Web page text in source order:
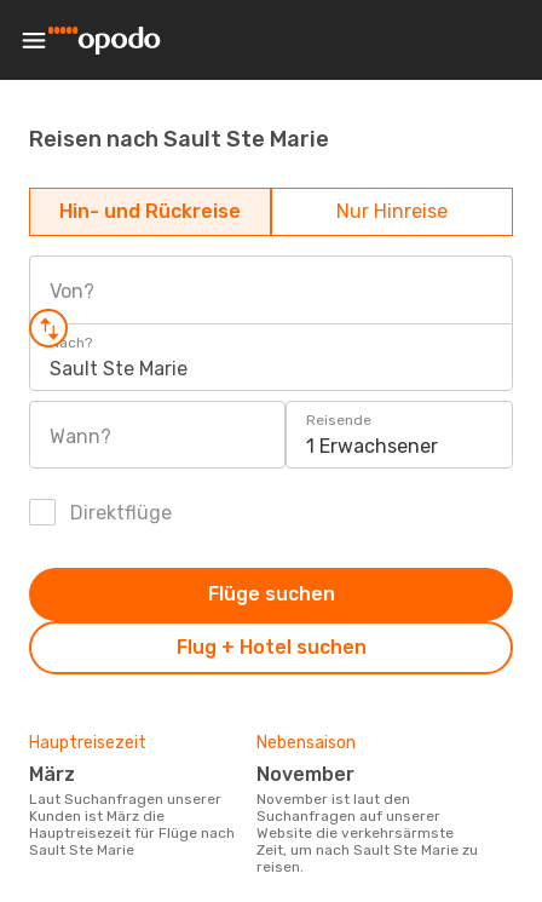
Reisen nach Sault Ste Marie
Hin- und Rückreise Nur Hinreise
Von?
Nach?
Sault Ste Marie
Wann?
Reisende
1 Erwachsener
Direktflüge
Flug + Hotel suchen
Flüge suchen
Hauptreisezeit
März
Laut Suchanfragen unserer
Kunden ist März die
Hauptreisezeit für Flüge nach
Sault Ste Marie
Nebensaison
November
November ist laut den
Suchanfragen auf unserer
Website die verkehrsärmste
Zeit, um nach Sault Ste Marie zu
reisen.